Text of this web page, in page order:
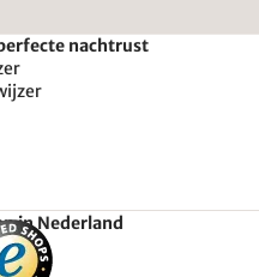
nachtrust
in Nederland